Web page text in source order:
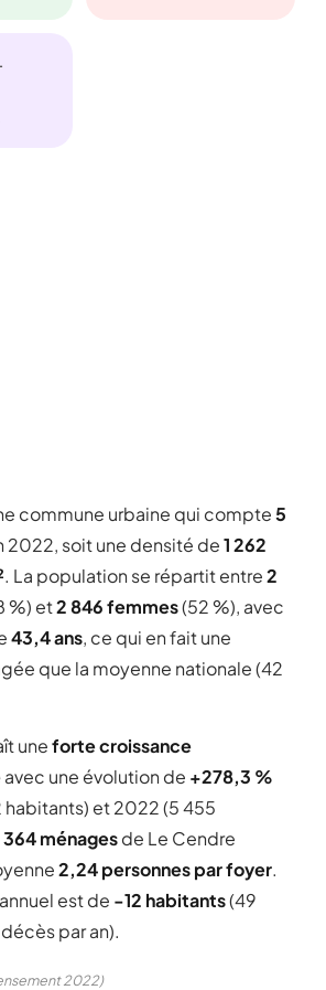
commune urbaine qui compte5
2022, soit une densité de1 262
. La population se répartit entre2
%) et2 846 femmes(52 %), avec
43,4 ans, ce qui en fait une
que la moyenne nationale (42
uneforte croissance
avec une évolution de +278,3 %
habitants) et 2022 (5 455
364 ménagesde Le Cendre
2,24 personnes par foyer.
est de -12 habitants(49
par an).
2022)